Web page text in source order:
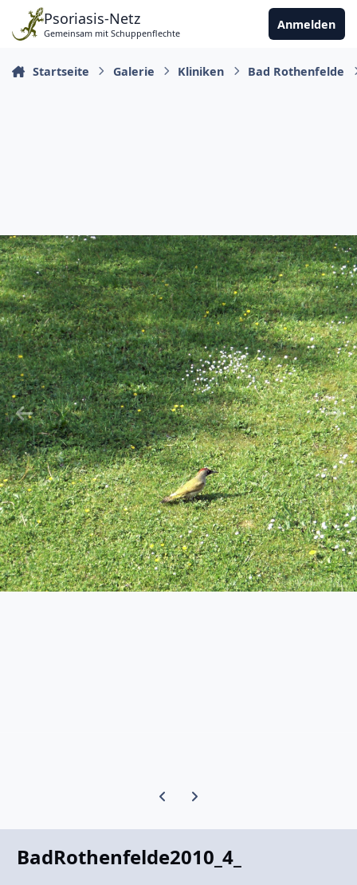
Zu Inhalt springen
Psoriasis-Netz
Gemeinsam mit Schuppenflechte
Anmelden
Startseite Galerie Kliniken Bad Rothenfelde
Vorherige Karussell-Folie
Nächste Karussell-Folie
BadRothenfelde2010_4_